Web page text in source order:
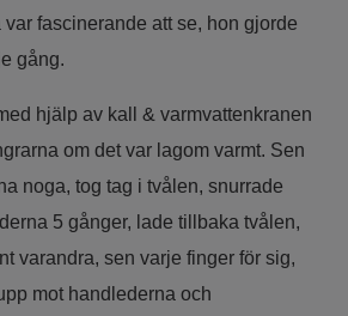
fascinerande att se, hon gjorde
gång.
hjälp av kall & varmvattenkranen
om det var lagom varmt. Sen
noga, tog tag i tvålen, snurrade
5 gånger, lade tillbaka tvålen,
varandra, sen varje finger för sig,
mot handlederna och